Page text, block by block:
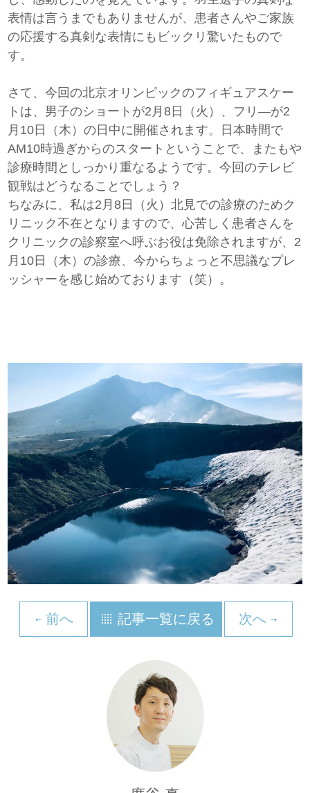
表情は言うまでもありませんが、患者さんやご家族
の応援する真剣な表情にもビックリ驚いたもので
す。
さて、今回の北京オリンピックのフィギュアスケー
トは、男子のショートが2月8日（火）、フリ―が2
月10日（木）の日中に開催されます。日本時間で
AM10時過ぎからのスタートということで、またもや
診療時間としっかり重なるようです。今回のテレビ
観戦はどうなることでしょう？
ちなみに、私は2月8日（火）北見での診療のためク
リニック不在となりますので、心苦しく患者さんを
クリニックの診察室へ呼ぶお役は免除されますが、2
月10日（木）の診療、今からちょっと不思議なプレ
ッシャーを感じ始めております（笑）。
前へ 記事一覧に戻る 次へ